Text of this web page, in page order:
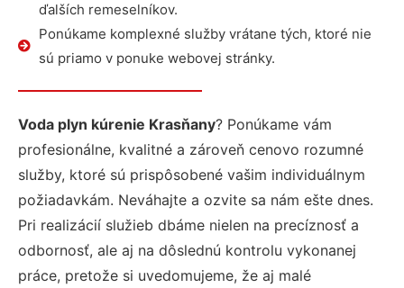
ďalších remeselníkov.
Ponúkame komplexné služby vrátane tých, ktoré nie
sú priamo v ponuke webovej stránky.
Voda plyn kúrenie Krasňany? Ponúkame vám
profesionálne, kvalitné a zároveň cenovo rozumné
služby, ktoré sú prispôsobené vašim individuálnym
požiadavkám. Neváhajte a ozvite sa nám ešte dnes.
Pri realizácií služieb dbáme nielen na precíznosť a
odbornosť, ale aj na dôslednú kontrolu vykonanej
práce, pretože si uvedomujeme, že aj malé